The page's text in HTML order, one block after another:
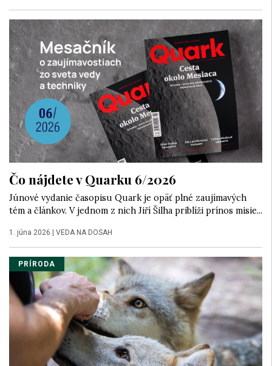
Čo nájdete v Quarku 6/2026
Júnové vydanie časopisu Quark je opäť plné zaujímavých
tém a článkov. V jednom z nich Jiří Šilha priblíži prínos misie...
1. júna 2026 VEDA NA DOSAH
PRÍRODA